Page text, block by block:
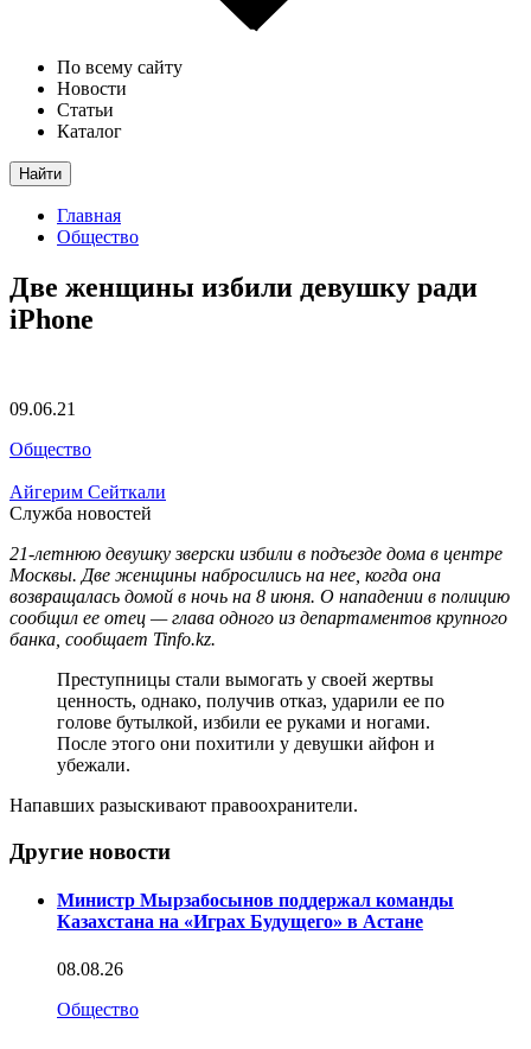
По всему сайту
Новости
Статьи
Каталог
Найти
Главная
Общество
Две женщины избили девушку ради
iPhone
09.06.21
Общество
Айгерим Сейткали
Служба новостей
21-летнюю девушку зверски избили в подъезде дома в центре
Москвы. Две женщины набросились на нее, когда она
возвращалась домой в ночь на 8 июня. О нападении в полицию
сообщил ее отец — глава одного из департаментов крупного
банка, сообщает Tinfo.kz.
Преступницы стали вымогать у своей жертвы
ценность, однако, получив отказ, ударили ее по
голове бутылкой, избили ее руками и ногами.
После этого они похитили у девушки айфон и
убежали.
Напавших разыскивают правоохранители.
Другие новости
Министр Мырзабосынов поддержал команды
Казахстана на «Играх Будущего» в Астане
08.08.26
Общество